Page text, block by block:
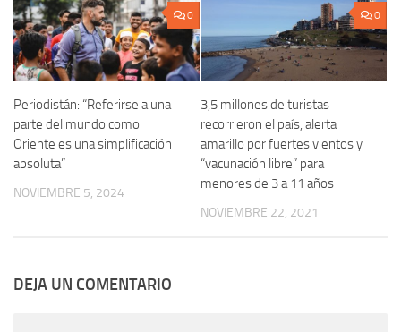
0
Periodistán: “Referirse a una
parte del mundo como
Oriente es una simplificación
absoluta”
NOVIEMBRE 5, 2024
0
3,5 millones de turistas
recorrieron el país, alerta
amarillo por fuertes vientos y
“vacunación libre” para
menores de 3 a 11 años
NOVIEMBRE 22, 2021
DEJA UN COMENTARIO